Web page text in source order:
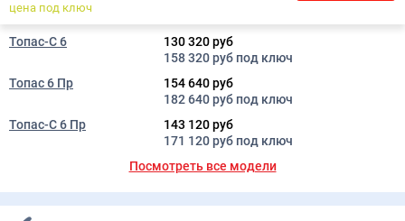
цена под ключ
Топас-С 6
130 320 руб
158 320 руб под ключ
Топас 6 Пр
154 640 руб
182 640 руб под ключ
Топас-С 6 Пр
143 120 руб
171 120 руб под ключ
Посмотреть все модели